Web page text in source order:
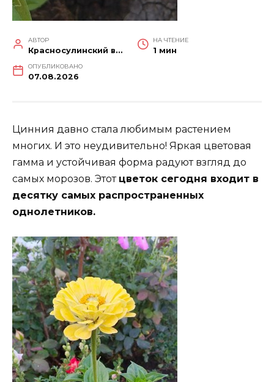
АВТОР
Красносулинский вестник
НА ЧТЕНИЕ
1 мин
ОПУБЛИКОВАНО
07.08.2026
Цинния давно стала любимым растением
многих. И это неудивительно! Яркая цветовая
гамма и устойчивая форма радуют взгляд до
самых морозов. Этот цветок сегодня входит в
десятку самых распространенных
однолетников.